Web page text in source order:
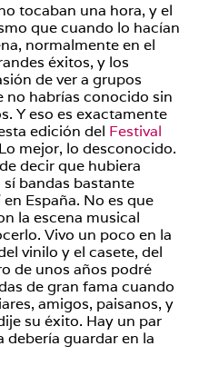
tocaban una hora, y el
que cuando lo hacían
normalmente en el
éxitos, y los
de ver a grupos
no habrías conocido sin
Y eso es exactamente
edición del Festival
mejor, lo desconocido.
decir que hubiera
bandas bastante
España. No es que
la escena musical
Vivo un poco en la
vinilo y el casete, del
de unos años podré
de gran fama cuando
amigos, paisanos, y
su éxito. Hay un par
debería guardar en la